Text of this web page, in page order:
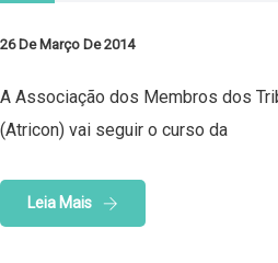
26 De Março De 2014
A Associação dos Membros dos
(Atricon) vai seguir o curso da
Leia Mais